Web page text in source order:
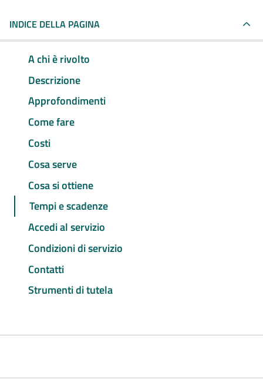
INDICE DELLA PAGINA
A chi è rivolto
Descrizione
Approfondimenti
Come fare
Costi
Cosa serve
Cosa si ottiene
Tempi e scadenze
Accedi al servizio
Condizioni di servizio
Contatti
Strumenti di tutela